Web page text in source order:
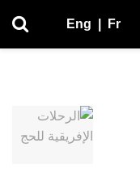
Eng Fr